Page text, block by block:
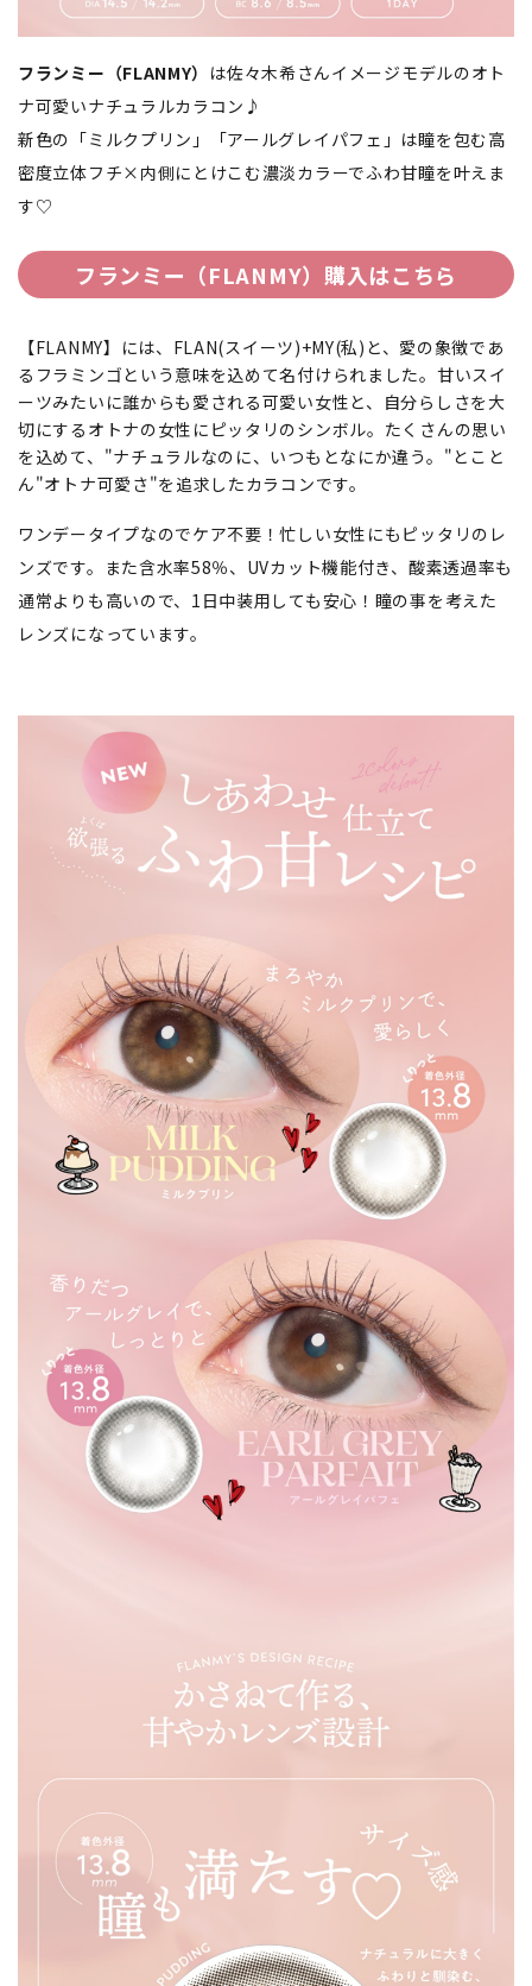
フランミー（FLANMY） は佐々木希さんイメージモデルのオト
ナ可愛いナチュラルカラコン♪
新色の「ミルクプリン」「アールグレイパフェ」は瞳を包む高
密度立体フチ×内側にとけこむ濃淡カラーでふわ甘瞳を叶えま
す♡
フランミー（FLANMY）購入はこちら
【FLANMY】には、FLAN(スイーツ)+MY(私)と、愛の象徴であ
るフラミンゴという意味を込めて名付けられました。甘いスイ
ーツみたいに誰からも愛される可愛い女性と、自分らしさを大
切にするオトナの女性にピッタリのシンボル。たくさんの思い
を込めて、"ナチュラルなのに、いつもとなにか違う。"とこと
ん"オトナ可愛さ"を追求したカラコンです。
ワンデータイプなのでケア不要！忙しい女性にもピッタリのレ
ンズです。また含水率58％、UVカット機能付き、酸素透過率も
通常よりも高いので、1日中装用しても安心！瞳の事を考えた
レンズになっています。